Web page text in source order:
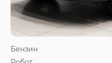
Бензин